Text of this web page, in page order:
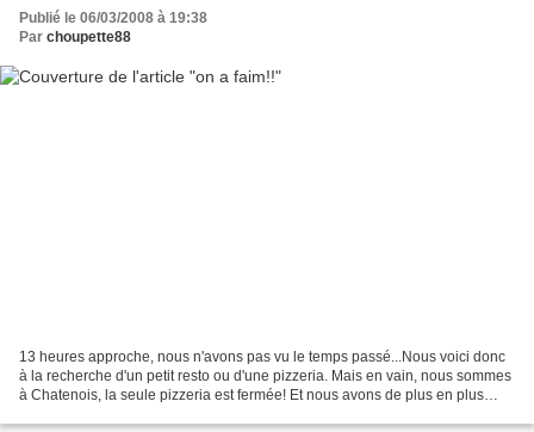
Publié le 06/03/2008 à 19:38
Par choupette88
13 heures approche, nous n'avons pas vu le temps passé...Nous voici donc
à la recherche d'un petit resto ou d'une pizzeria. Mais en vain, nous sommes
à Chatenois, la seule pizzeria est fermée! Et nous avons de plus en plus